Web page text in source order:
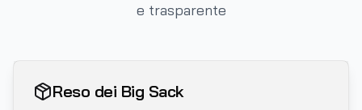
e trasparente
Reso dei Big Sack